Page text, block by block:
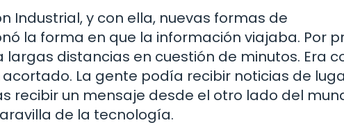
Industrial, y con ella, nuevas formas de
la forma en que la información viajaba. Por
distancias en cuestión de minutos. Era
La gente podía recibir noticias de
recibir un mensaje desde el otro lado del
de la tecnología.